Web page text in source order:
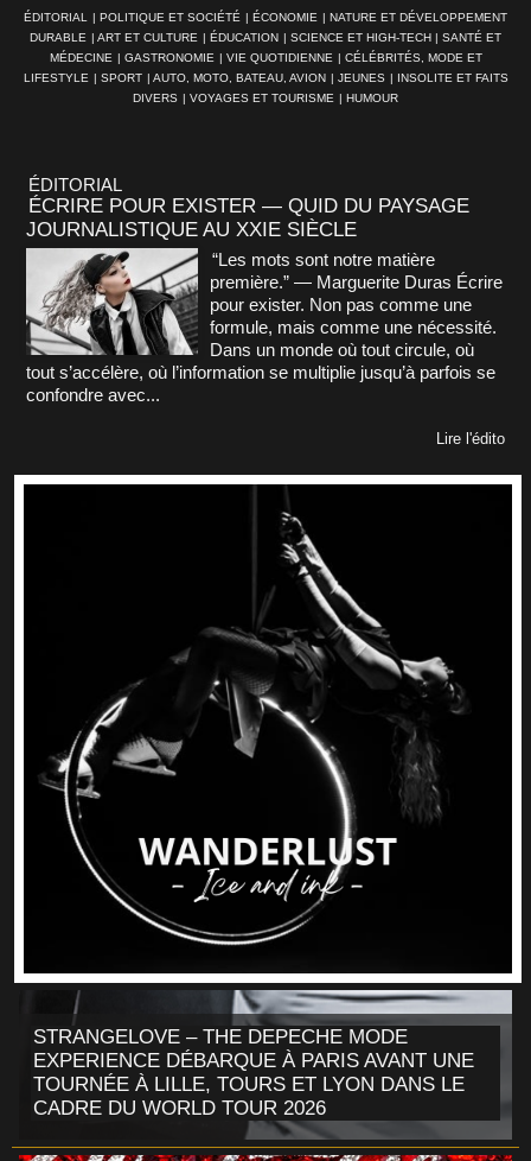
ÉDITORIAL | POLITIQUE ET SOCIÉTÉ | ÉCONOMIE | NATURE ET DÉVELOPPEMENT
DURABLE | ART ET CULTURE | ÉDUCATION | SCIENCE ET HIGH-TECH | SANTÉ ET
MÉDECINE | GASTRONOMIE | VIE QUOTIDIENNE | CÉLÉBRITÉS, MODE ET
LIFESTYLE | SPORT | AUTO, MOTO, BATEAU, AVION | JEUNES | INSOLITE ET FAITS
DIVERS | VOYAGES ET TOURISME | HUMOUR
ÉDITORIAL
ÉCRIRE POUR EXISTER — QUID DU PAYSAGE
JOURNALISTIQUE AU XXIE SIÈCLE
“Les mots sont notre matière
première.” — Marguerite Duras Écrire
pour exister. Non pas comme une
formule, mais comme une nécessité.
Dans un monde où tout circule, où
tout s’accélère, où l’information se multiplie jusqu’à parfois se
confondre avec...
Lire l'édito
STRANGELOVE – THE DEPECHE MODE
EXPERIENCE DÉBARQUE À PARIS AVANT UNE
TOURNÉE À LILLE, TOURS ET LYON DANS LE
CADRE DU WORLD TOUR 2026